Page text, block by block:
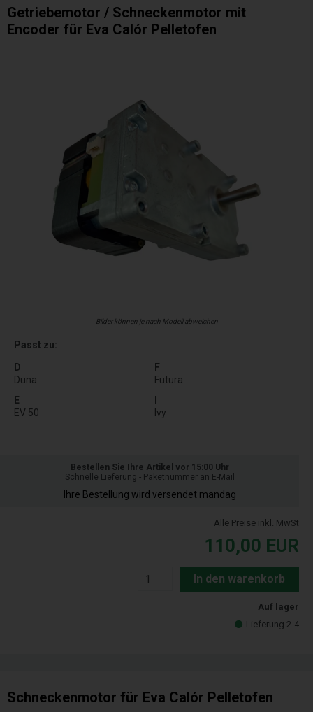
Getriebemotor / Schneckenmotor mit
Encoder für Eva Calór Pelletofen
Bilder können je nach Modell abweichen
Passt zu:
D
Duna
E
EV 50
F
Futura
Ivy
Bestellen Sie Ihre Artikel vor 15:00 Uhr
Schnelle Lieferung - Paketnummer an E-Mail
Ihre Bestellung wird versendet mandag
Alle Preise inkl. MwSt
110,00 EUR
In den warenkorb
Auf lager
Lieferung 2-4
Schneckenmotor für Eva Calór Pelletofen